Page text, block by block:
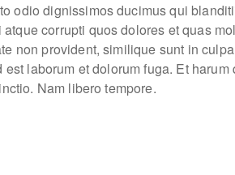
odio dignissimos ducimus qui
corrupti quos dolores et quas
non provident, similique sunt in
laborum et dolorum fuga. Et harum
Nam libero tempore.